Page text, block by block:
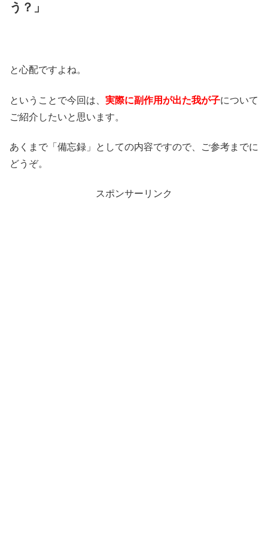
う？」
と心配ですよね。
ということで今回は、 実際に副作用が出た我が子について
ご紹介したいと思います。
あくまで「備忘録」としての内容ですので、ご参考までに
どうぞ。
スポンサーリンク